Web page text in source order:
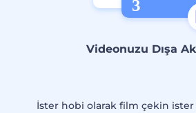
Videonuzu Dışa
İster hobi olarak film çekin